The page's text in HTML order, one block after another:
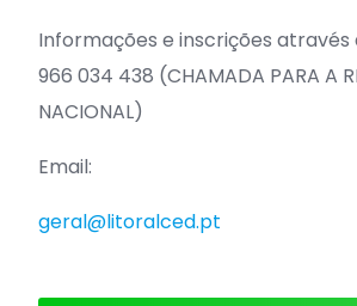
Informações e inscrições através
966 034 438 (CHAMADA PARA A
NACIONAL)
Email:
geral@litoralced.pt